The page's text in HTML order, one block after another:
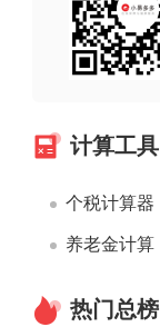
计算工具
个税计算器
养老金计算
热门总榜